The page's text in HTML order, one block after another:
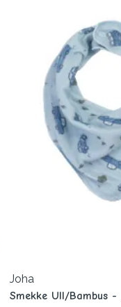
Joha
Smekke Ull/Bambus -